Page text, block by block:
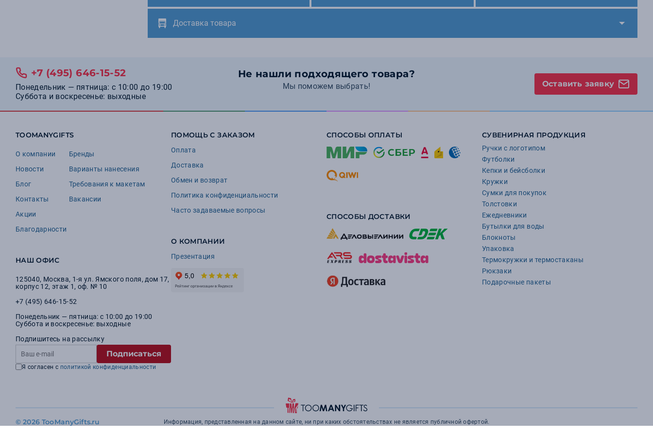
Доставка товара
Не нашли подходящего товара?
Мы поможем выбрать!
+7 (495) 646-15-52
Понедельник — пятница: с 10:00 до 19:00
Суббота и воскресенье: выходные
Оставить заявку
TOOMANYGIFTS
О компании
Новости
Блог
Контакты
Акции
Благодарности
Бренды
Варианты нанесения
Требования к макетам
Вакансии
НАШ ОФИС
125040, Москва, 1-я ул. Ямского поля, дом 17,
корпус 12, этаж 1, оф. № 10
+7 (495) 646-15-52
Понедельник — пятница: с 10:00 до 19:00
Суббота и воскресенье: выходные
Подпишитесь на рассылку
Подписаться
Я согласен с политикой конфиденциальности
ПОМОЩЬ С ЗАКАЗОМ
Оплата
Доставка
Обмен и возврат
Политика конфиденциальности
Часто задаваемые вопросы
О КОМПАНИИ
Презентация
СПОСОБЫ ОПЛАТЫ
СПОСОБЫ ДОСТАВКИ
СУВЕНИРНАЯ ПРОДУКЦИЯ
Ручки с логотипом
Футболки
Кепки и бейсболки
Кружки
Сумки для покупок
Толстовки
Ежедневники
Бутылки для воды
Блокноты
Упаковка
Термокружки и термостаканы
Рюкзаки
Подарочные пакеты
© 2026 TooManyGifts.ru Информация, представленная на данном сайте, ни при каких обстоятельствах не является публичной офертой.